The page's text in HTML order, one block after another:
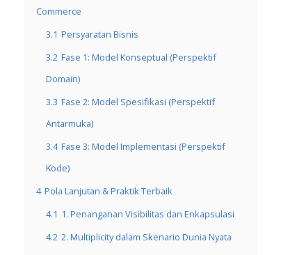
Commerce
3.1 Persyaratan Bisnis
3.2 Fase 1: Model Konseptual (Perspektif
Domain)
3.3 Fase 2: Model Spesifikasi (Perspektif
Antarmuka)
3.4 Fase 3: Model Implementasi (Perspektif
Kode)
4 Pola Lanjutan & Praktik Terbaik
4.1 1. Penanganan Visibilitas dan Enkapsulasi
4.2 2. Multiplicity dalam Skenario Dunia Nyata